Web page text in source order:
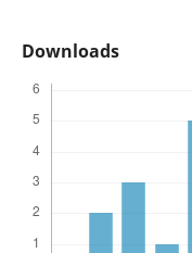
Downloads